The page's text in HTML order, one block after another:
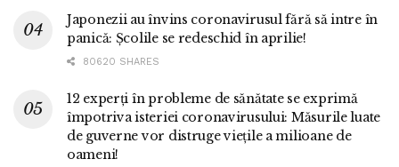
Japonezii au învins coronavirusul fără să intre în
panică: Școlile se redeschid în aprilie!
80620 SHARES
12 experți în probleme de sănătate se exprimă
împotriva isteriei coronavirusului: Măsurile luate
de guverne vor distruge viețile a milioane de
oameni!